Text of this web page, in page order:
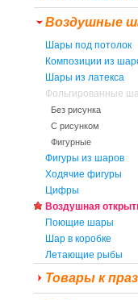
Воздушные
Шары под потолок
Композиции из
Шары из латекса
Фольгированные
Без рисунка
С рисунком
Фигурные
Фигуры из шаров
Ходячие фигуры
Цифры
Воздушная
Поющие шары
Шар в коробке
Летающие рыбы
Товары к